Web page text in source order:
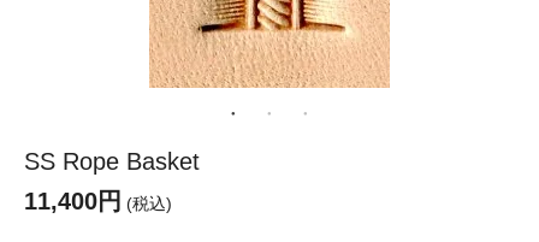
SS Rope Basket
11,400円 (税込)